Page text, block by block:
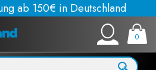
ab 150€ in Deutschland
0